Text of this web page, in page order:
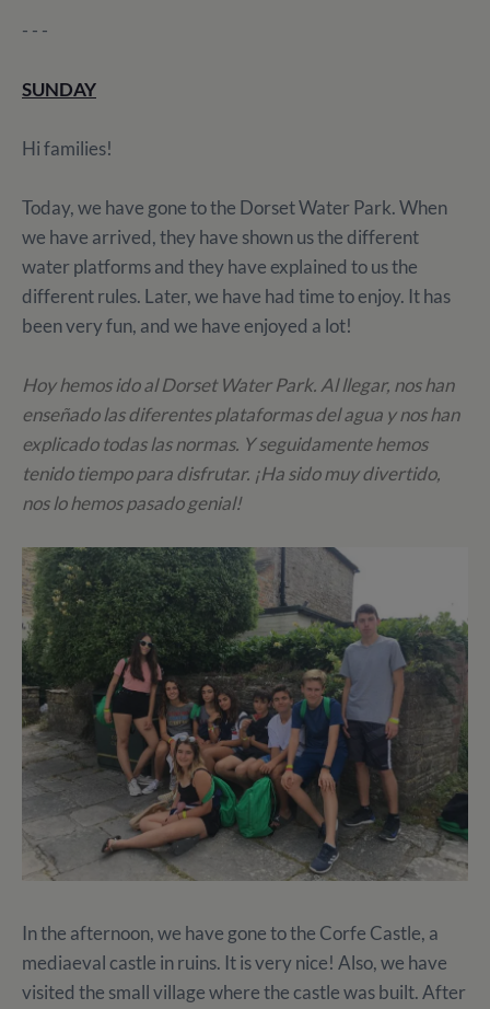
- - -
SUNDAY
Hi families!
Today, we have gone to the Dorset Water Park. When
we have arrived, they have shown us the different
water platforms and they have explained to us the
different rules. Later, we have had time to enjoy. It has
been very fun, and we have enjoyed a lot!
Hoy hemos ido al Dorset Water Park. Al llegar, nos han
enseñado las diferentes plataformas del agua y nos han
explicado todas las normas. Y seguidamente hemos
tenido tiempo para disfrutar. ¡Ha sido muy divertido,
nos lo hemos pasado genial!
In the afternoon, we have gone to the Corfe Castle, a
mediaeval castle in ruins. It is very nice! Also, we have
visited the small village where the castle was built. After